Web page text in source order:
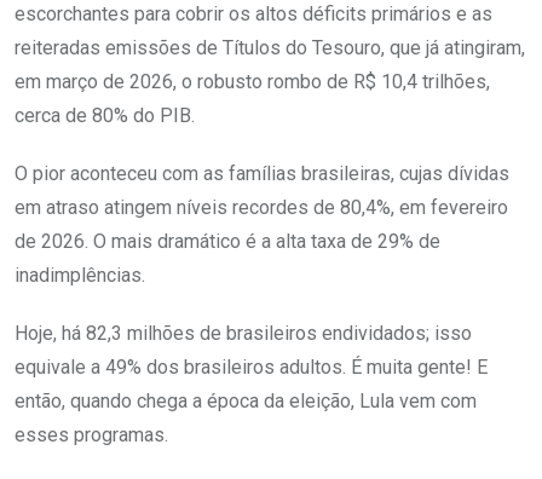
escorchantes para cobrir os altos déficits primários e as
reiteradas emissões de Títulos do Tesouro, que já atingiram,
em março de 2026, o robusto rombo de R$ 10,4 trilhões,
cerca de 80% do PIB.
O pior aconteceu com as famílias brasileiras, cujas dívidas
em atraso atingem níveis recordes de 80,4%, em fevereiro
de 2026. O mais dramático é a alta taxa de 29% de
inadimplências.
Hoje, há 82,3 milhões de brasileiros endividados; isso
equivale a 49% dos brasileiros adultos. É muita gente! E
então, quando chega a época da eleição, Lula vem com
esses programas.